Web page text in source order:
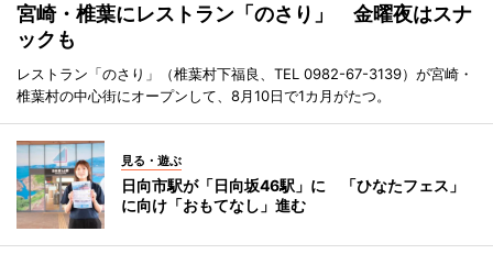
宮崎・椎葉にレストラン「のさり」 金曜夜はスナ
ックも
レストラン「のさり」（椎葉村下福良、TEL 0982-67-3139）が宮崎・
椎葉村の中心街にオープンして、8月10日で1カ月がたつ。
見る・遊ぶ
日向市駅が「日向坂46駅」に 「ひなたフェス」
に向け「おもてなし」進む